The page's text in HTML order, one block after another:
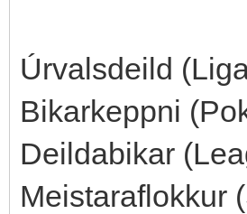
Úrvalsdeild
Bikarkeppni
Deildabikar
Meistaraflokkur